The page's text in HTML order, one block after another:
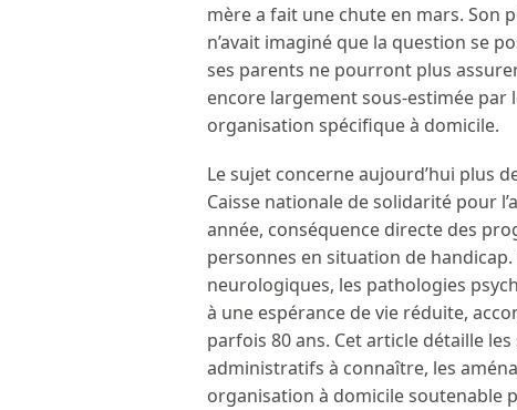
mère a fait une chute en mars. Son
n’avait imaginé que la question se
ses parents ne pourront plus
encore largement sous-estimée par
organisation spécifique à domicile.
Le sujet concerne aujourd’hui plus
Caisse nationale de solidarité pour
année, conséquence directe des
personnes en situation de handicap.
neurologiques, les pathologies
à une espérance de vie réduite,
parfois 80 ans. Cet article détaille
administratifs à connaître, les
organisation à domicile soutenable